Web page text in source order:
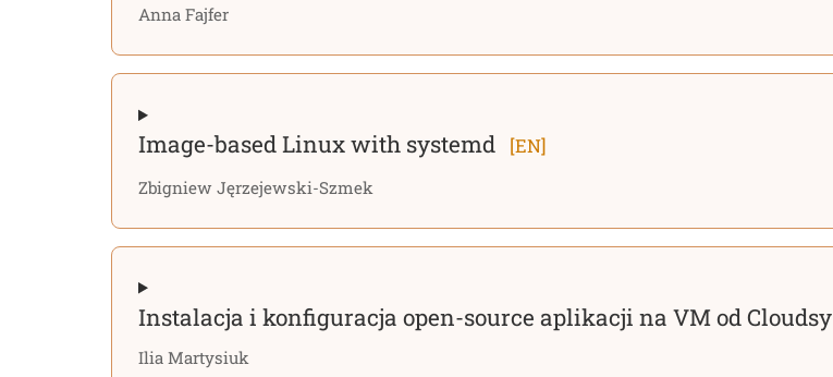
Anna Fajfer
Image-based Linux with systemd [EN]
Zbigniew Jęrzejewski-Szmek
Instalacja i konfiguracja open-source aplikacji na VM od Cloudsy
Ilia Martysiuk